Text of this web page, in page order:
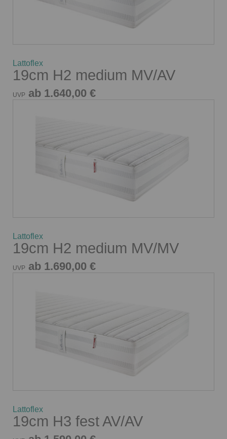
Lattoflex
19cm H2 medium MV/AV
UVP ab 1.640,00 €
Lattoflex
19cm H2 medium MV/MV
UVP ab 1.690,00 €
Lattoflex
19cm H3 fest AV/AV